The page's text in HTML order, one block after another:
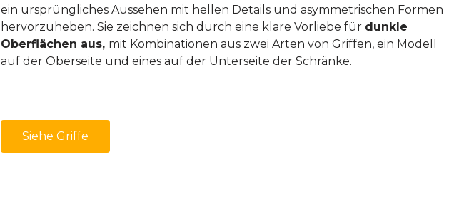
ein ursprüngliches Aussehen mit hellen Details und asymmetrischen Formen
hervorzuheben. Sie zeichnen sich durch eine klare Vorliebe für dunkle
Oberflächen aus, mit Kombinationen aus zwei Arten von Griffen, ein Modell
auf der Oberseite und eines auf der Unterseite der Schränke.
Siehe Griffe